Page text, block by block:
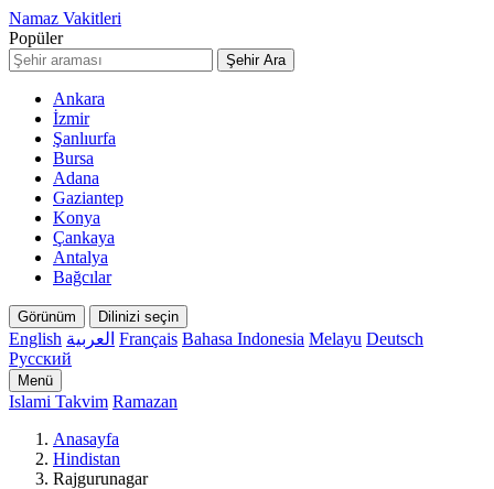
Namaz Vakitleri
Popüler
Şehir Ara
Ankara
İzmir
Şanlıurfa
Bursa
Adana
Gaziantep
Konya
Çankaya
Antalya
Bağcılar
Görünüm Dilinizi seçin
English العربية Français Bahasa Indonesia Melayu Deutsch
Русский
Menü
Islami Takvim Ramazan
Anasayfa
Hindistan
Rajgurunagar